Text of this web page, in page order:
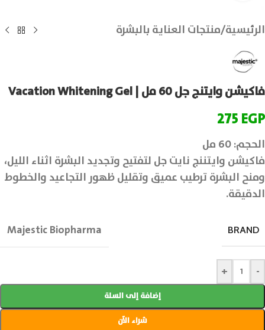
الرئيسية/منتجات العناية بالبشرة
فاكيشن وايتنج جل 60 مل | Vacation Whitening Gel
275EGP
الحجم: 60 مل
فاكيشن وايتننج نايت جل لتفتيح وتجديد البشرة اثناء الليل،
ومنح البشرة ترطيب عميق وتقليل ظهور التجاعيد والخطوط
الدقيقة.
BRAND
Majestic Biopharma
-
+
إضافة إلى السلة
شراء الآن